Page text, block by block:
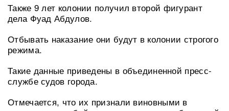
Также 9 лет колонии получил второй фигурант
дела Фуад Абдулов.
Отбывать наказание они будут в колонии строгого
режима.
Такие данные приведены в объединенной пресс-
службе судов города.
Отмечается, что их признали виновными в